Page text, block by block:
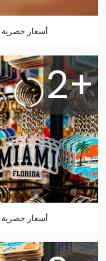
أسعار حصرية
2+
أسعار حصرية